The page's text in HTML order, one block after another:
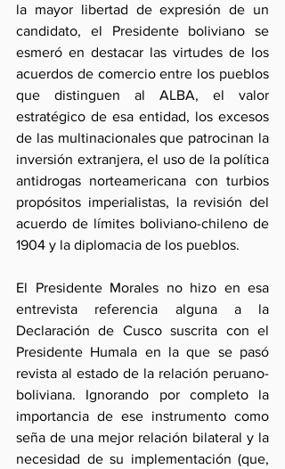
la mayor libertad de expresión de un
candidato, el Presidente boliviano se
esmeró en destacar las virtudes de los
acuerdos de comercio entre los pueblos
que distinguen al ALBA, el valor
estratégico de esa entidad, los excesos
de las multinacionales que patrocinan la
inversión extranjera, el uso de la política
antidrogas norteamericana con turbios
propósitos imperialistas, la revisión del
acuerdo de límites boliviano-chileno de
1904 y la diplomacia de los pueblos.
El Presidente Morales no hizo en esa
entrevista referencia alguna a la
Declaración de Cusco suscrita con el
Presidente Humala en la que se pasó
revista al estado de la relación peruano-
boliviana. Ignorando por completo la
importancia de ese instrumento como
seña de una mejor relación bilateral y la
necesidad de su implementación (que,